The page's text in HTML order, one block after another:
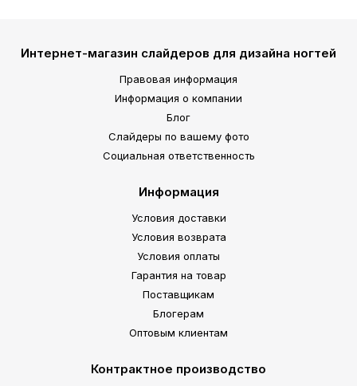
Интернет-магазин слайдеров для дизайна ногтей
Правовая информация
Информация о компании
Блог
Слайдеры по вашему фото
Социальная ответственность
Информация
Условия доставки
Условия возврата
Условия оплаты
Гарантия на товар
Поставщикам
Блогерам
Оптовым клиентам
Контрактное производство